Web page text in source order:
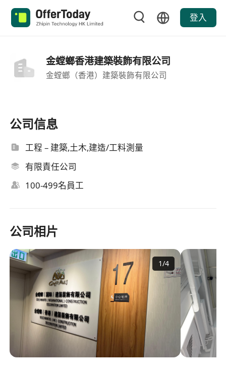
登入
金螳螂香港建築裝飾有限公司
金螳螂（香港）建築裝飾有限公司
公司信息
工程 – 建築,土木,建造/工料測量
有限責任公司
100-499名員工
公司相片
1/4